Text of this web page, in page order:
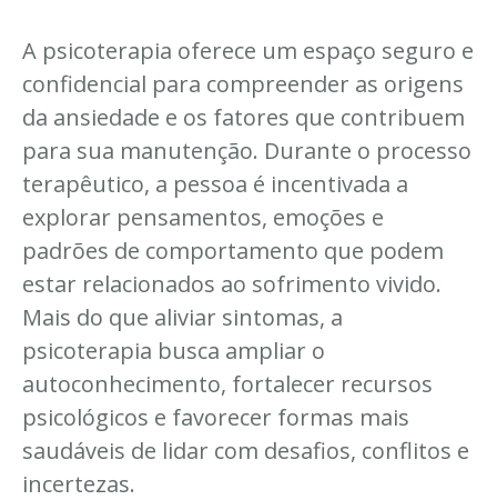
A psicoterapia oferece um espaço seguro e
confidencial para compreender as origens
da ansiedade e os fatores que contribuem
para sua manutenção. Durante o processo
terapêutico, a pessoa é incentivada a
explorar pensamentos, emoções e
padrões de comportamento que podem
estar relacionados ao sofrimento vivido.
Mais do que aliviar sintomas, a
psicoterapia busca ampliar o
autoconhecimento, fortalecer recursos
psicológicos e favorecer formas mais
saudáveis de lidar com desafios, conflitos e
incertezas.